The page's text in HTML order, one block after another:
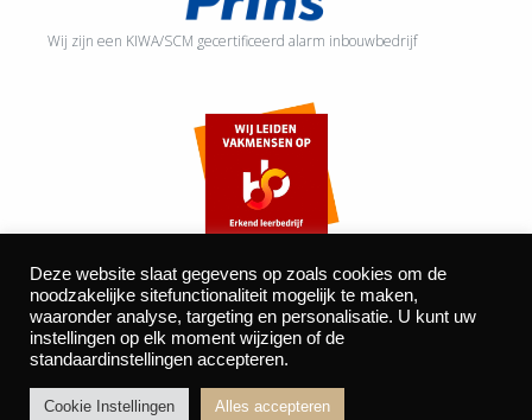
Wij zijn een KIWA/SCM gecertificeerd alarm inbouwbedrijf
©2026 Autocentrum Bijvelds BV. De Beeke 4, 5469 DW Erp
| website door
Deze website slaat gegevens op zoals cookies om de
noodzakelijke sitefunctionaliteit mogelijk te maken,
waaronder analyse, targeting en personalisatie. U kunt uw
instellingen op elk moment wijzigen of de
standaardinstellingen accepteren.
Cookie Instellingen Alles accepteren